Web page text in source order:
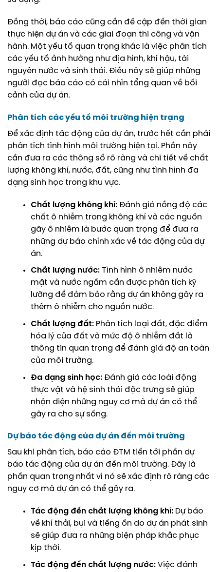
Đồng thời, báo cáo cũng cần đề cập đến thời gian
thực hiện dự án và các giai đoạn thi công và vận
hành. Một yếu tố quan trọng khác là việc phân tích
các yếu tố ảnh hưởng như địa hình, khí hậu, tài
nguyên nước và sinh thái. Điều này sẽ giúp những
người đọc báo cáo có cái nhìn tổng quan về bối
cảnh của dự án.
Phân tích các yếu tố môi trường hiện trạng
Để xác định tác động của dự án, trước hết cần phải
phân tích tình hình môi trường hiện tại. Phần này
cần đưa ra các thông số rõ ràng và chi tiết về chất
lượng không khí, nước, đất, cũng như tình hình đa
dạng sinh học trong khu vực.
Chất lượng không khí: Đánh giá nồng độ các
chất ô nhiễm trong không khí và các nguồn
gây ô nhiễm là bước quan trọng để đưa ra
những dự báo chính xác về tác động của dự
án.
Chất lượng nước: Tình hình ô nhiễm nước
mặt và nước ngầm cần được phân tích kỹ
lưỡng để đảm bảo rằng dự án không gây ra
thêm ô nhiễm cho nguồn nước.
Chất lượng đất: Phân tích loại đất, đặc điểm
hóa lý của đất và mức độ ô nhiễm đất là
thông tin quan trọng để đánh giá độ an toàn
của môi trường.
Đa dạng sinh học: Đánh giá các loài động
thực vật và hệ sinh thái đặc trưng sẽ giúp
nhận diện những nguy cơ mà dự án có thể
gây ra cho sự sống.
Dự báo tác động của dự án đến môi trường
Sau khi phân tích, báo cáo ĐTM tiến tới phần dự
báo tác động của dự án đến môi trường. Đây là
phần quan trọng nhất vì nó sẽ xác định rõ ràng các
nguy cơ mà dự án có thể gây ra.
Tác động đến chất lượng không khí: Dự báo
về khí thải, bụi và tiếng ồn do dự án phát sinh
sẽ giúp đưa ra những biện pháp khắc phục
kịp thời.
Tác động đến chất lượng nước: Việc đánh